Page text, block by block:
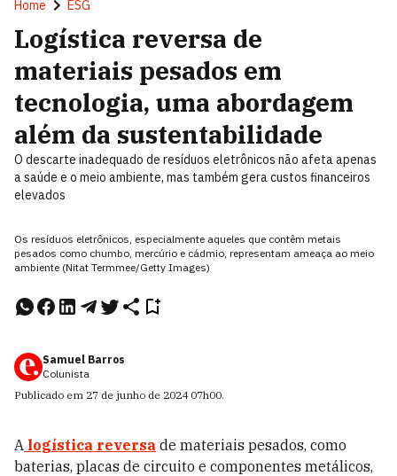
Home ESG
Logística reversa de
materiais pesados em
tecnologia, uma abordagem
além da sustentabilidade
O descarte inadequado de resíduos eletrônicos não afeta apenas
a saúde e o meio ambiente, mas também gera custos financeiros
elevados
Os resíduos eletrônicos, especialmente aqueles que contêm metais
pesados como chumbo, mercúrio e cádmio, representam ameaça ao meio
ambiente (Nitat Termmee/Getty Images)
Samuel Barros
Colunista
Publicado em 27 de junho de 2024 07h00.
A logística reversa de materiais pesados, como
baterias, placas de circuito e componentes metálicos,